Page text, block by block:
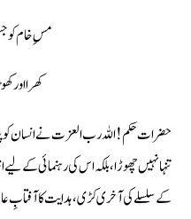
مسِ خام کو
کھرا اور
حضرات حكم! اللہ رب العزت نے انسان کو
تنہا نہیں چھوڑا، بلکہ اس کی رہنمائی کے لیے
کے سلسلے کی آخری کڑی، ہدایت کا آفتابِ